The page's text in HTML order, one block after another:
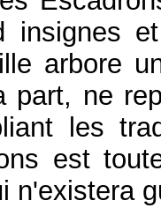
insignes
arbore
part, ne
les
est
n'existera